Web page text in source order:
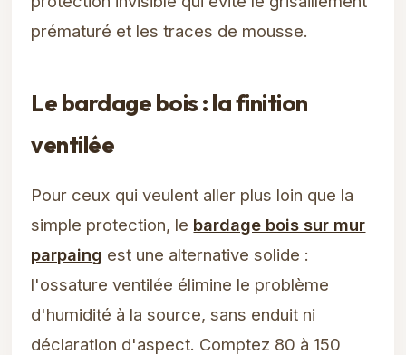
prématuré et les traces de mousse.
Le bardage bois : la finition
ventilée
Pour ceux qui veulent aller plus loin que la
simple protection, le bardage bois sur mur
parpaing est une alternative solide :
l'ossature ventilée élimine le problème
d'humidité à la source, sans enduit ni
déclaration d'aspect. Comptez 80 à 150